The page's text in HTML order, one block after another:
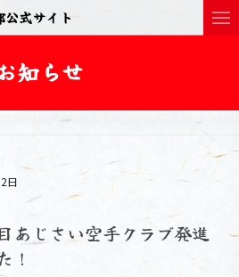
公式サイト
知らせ
日
あじさい空手クラブ発進
！